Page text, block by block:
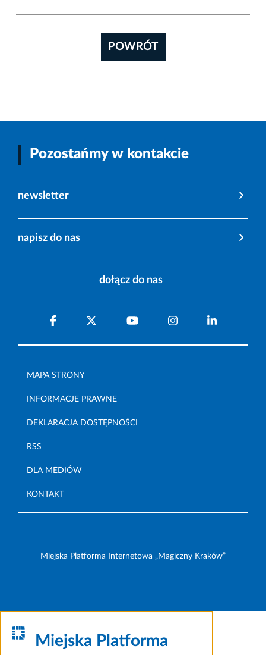
POWRÓT
Pozostańmy w kontakcie
newsletter
napisz do nas
dołącz do nas
MAPA STRONY
INFORMACJE PRAWNE
DEKLARACJA DOSTĘPNOŚCI
RSS
DLA MEDIÓW
KONTAKT
Miejska Platforma Internetowa „Magiczny Kraków”
Miejska Platforma